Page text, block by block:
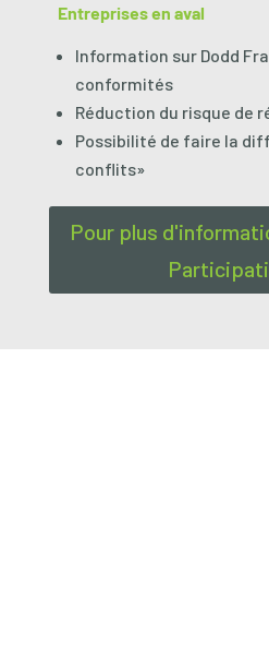
Entreprises en aval
Information sur Dodd
conformités
Réduction du risque de
Possibilité de faire la
conflits»
Pour plus